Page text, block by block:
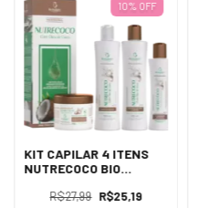
10% OFF
KIT CAPILAR 4 ITENS
NUTRECOCO BIO
R$27,99 R$25,19